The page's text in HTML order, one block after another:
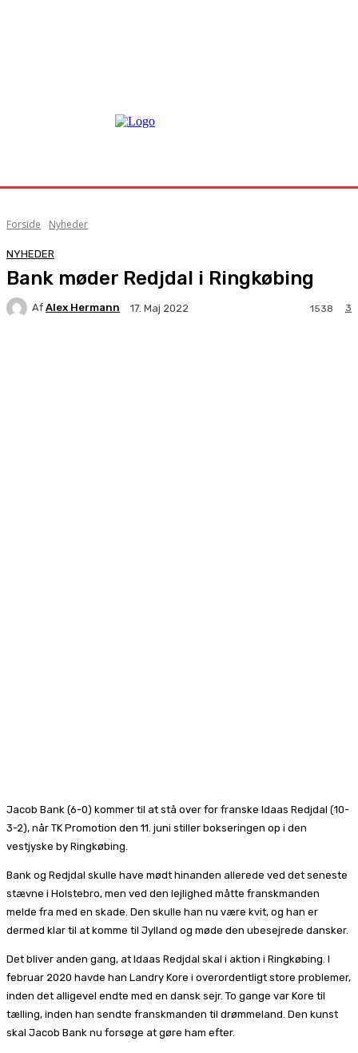
Forside Nyheder
NYHEDER
Bank møder Redjdal i Ringkøbing
Af Alex Hermann 17. Maj 2022 3
1538
Jacob Bank (6-0) kommer til at stå over for franske Idaas Redjdal (10-
3-2), når TK Promotion den 11. juni stiller bokseringen op i den
vestjyske by Ringkøbing.
Bank og Redjdal skulle have mødt hinanden allerede ved det seneste
stævne i Holstebro, men ved den lejlighed måtte franskmanden
melde fra med en skade. Den skulle han nu være kvit, og han er
dermed klar til at komme til Jylland og møde den ubesejrede dansker.
Det bliver anden gang, at Idaas Redjdal skal i aktion i Ringkøbing. I
februar 2020 havde han Landry Kore i overordentligt store problemer,
inden det alligevel endte med en dansk sejr. To gange var Kore til
tælling, inden han sendte franskmanden til drømmeland. Den kunst
skal Jacob Bank nu forsøge at gøre ham efter.